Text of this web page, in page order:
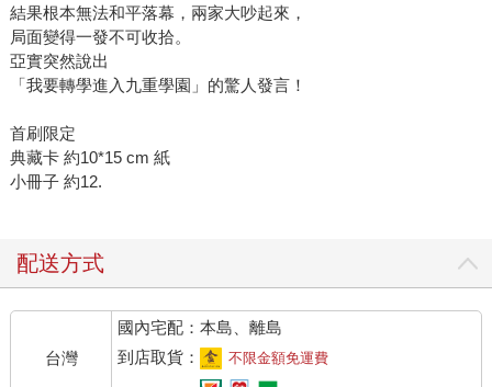
結果根本無法和平落幕，兩家大吵起來，
局面變得一發不可收拾。
亞實突然說出
「我要轉學進入九重學園」的驚人發言！
首刷限定
典藏卡 約10*15 cm 紙
小冊子 約12.
配送方式
台灣
國內宅配：本島、離島
到店取貨：
不限金額免運費